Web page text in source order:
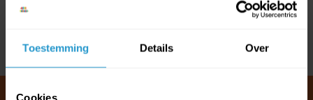
Toestemming Details Over
Cookies
Reviews
Delen